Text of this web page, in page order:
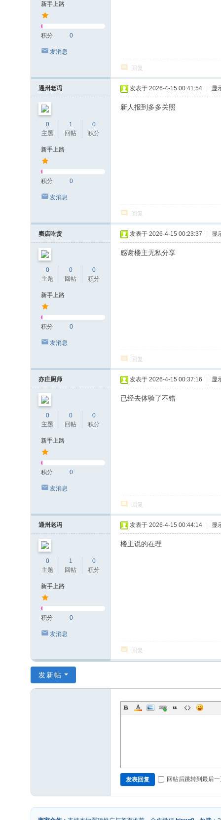
新手上路
积分 0
发消息
回复
通州老冯
0
主题
1
回帖
0
积分
新手上路
积分 0
发消息
发表于 2026-4-15 00:41:54 显
新人报到多多关照
回复
窦店吃货
0
主题
0
回帖
0
积分
新手上路
积分 0
发消息
发表于 2026-4-15 00:23:37 显
感谢楼主无私分享
回复
亦庄厨师
0
主题
0
回帖
0
积分
新手上路
积分 0
发消息
发表于 2026-4-15 00:37:16 显
已经去体验了不错
回复
通州老冯
0
主题
1
回帖
0
积分
新手上路
积分 0
发消息
发表于 2026-4-15 00:44:14 显
楼主说的在理
回复
发新帖
发表回复 回帖后跳转到最后